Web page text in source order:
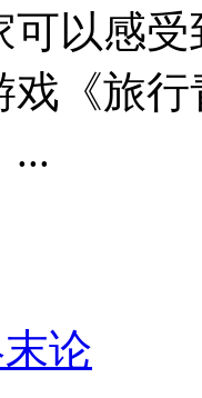
可以感
戏《旅
...
论